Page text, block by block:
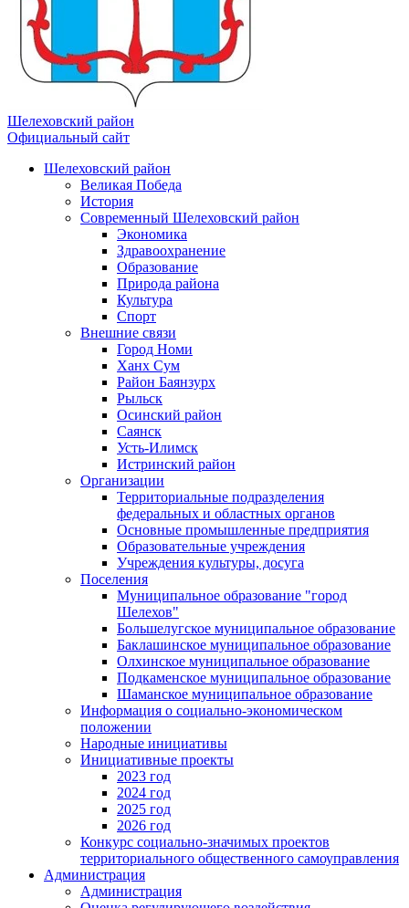
Шелеховский район
Официальный сайт
Шелеховский район
Великая Победа
История
Современный Шелеховский район
Экономика
Здравоохранение
Образование
Природа района
Культура
Спорт
Внешние связи
Город Номи
Ханх Сум
Район Баянзурх
Рыльск
Осинский район
Саянск
Усть-Илимск
Истринский район
Организации
Территориальные подразделения
федеральных и областных органов
Основные промышленные предприятия
Образовательные учреждения
Учреждения культуры, досуга
Поселения
Муниципальное образование "город
Шелехов"
Большелугское муниципальное образование
Баклашинское муниципальное образование
Олхинское муниципальное образование
Подкаменское муниципальное образование
Шаманское муниципальное образование
Информация о социально-экономическом
положении
Народные инициативы
Инициативные проекты
2023 год
2024 год
2025 год
2026 год
Конкурс социально-значимых проектов
территориального общественного самоуправления
Администрация
Администрация